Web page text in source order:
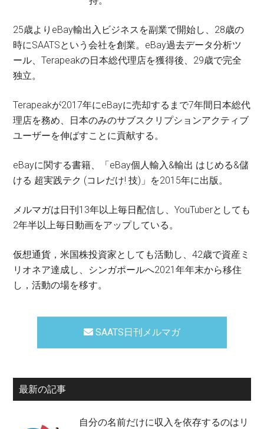
25歳よりeBay輸出入ビジネスを副業で開始し、28歳の
時にSAATSという会社を創業。eBay過去データ分析ツ
ール、Terapeakの日本総代理店を獲得後、29歳で完全
独立。
Terapeakが2017年にeBayに売却するまで7年間日本総代
理店を務め、日本のみのサブスクリプションアクティブ
ユーザーを伸ばすことに貢献する。
eBayに関する書籍、「eBay個人輸入&輸出 はじめる&儲
ける 超実践テク (コレだけ! 技)」を2015年に出版。
メルマガは日刊13年以上毎日配信し、YouTuberとしても
2年半以上毎日動画をアップしている。
仮想通貨，米国株投資家としても活動し、42歳で資産ミ
リオネア達成し、シンガポールへ2021年年末から移住
し，活動の場を移す。
SAATS日刊メルマガ
最新の記事
自分の名前だけに収入を依存するのはリ